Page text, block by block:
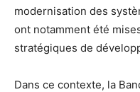
modernisation des
ont notamment été
stratégiques de
Dans ce contexte, la